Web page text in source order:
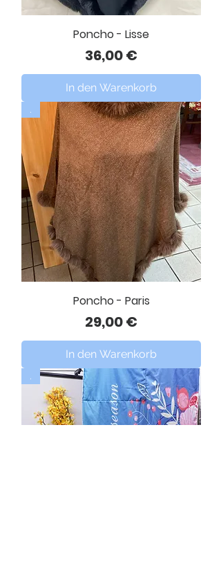
Poncho - Lisse
Preis
36,00 €
In den Warenkorb
.
Poncho - Paris
Preis
29,00 €
In den Warenkorb
.